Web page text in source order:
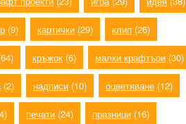
(9) картички (29) клип (26)
кръжок (6) малки крафтъри (30)
(2) надписи (10) оцветяване (12)
печати (24) празници (16)